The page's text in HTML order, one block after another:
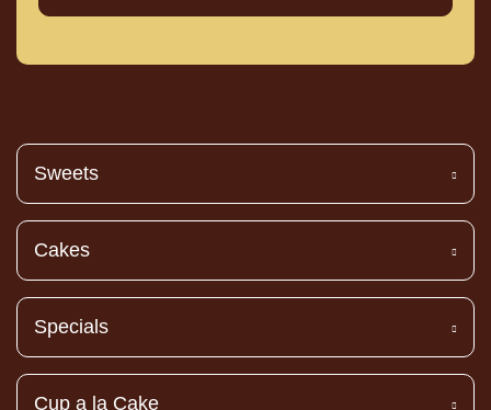
Sweets
Cakes
Specials
Cup a la Cake